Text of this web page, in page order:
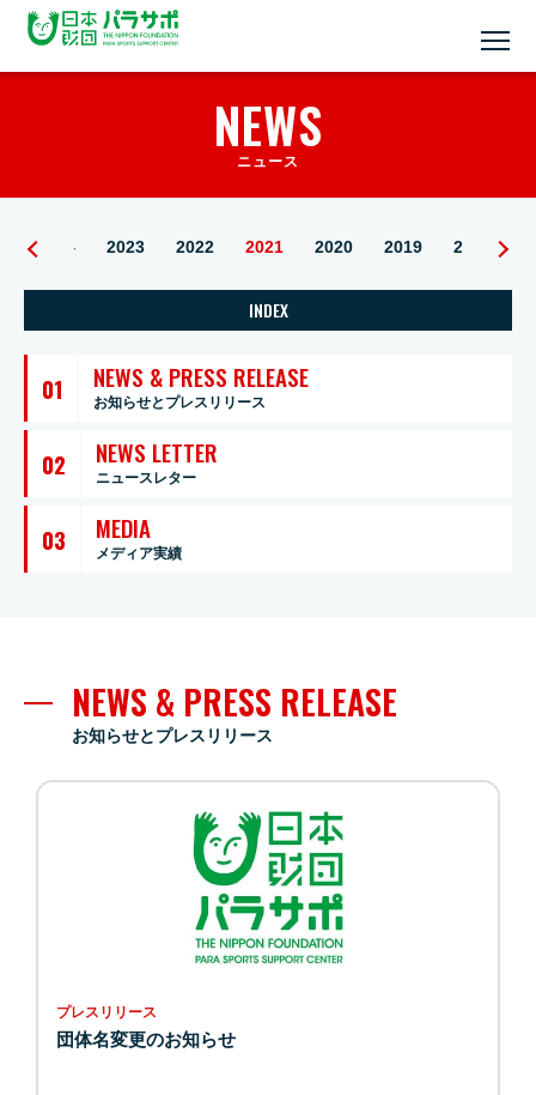
NEWS
ニュース
2024 2023 2022 2021 2020 2019 2018
INDEX
01 NEWS & PRESS RELEASE
お知らせとプレスリリース
02 NEWS LETTER
ニュースレター
03 MEDIA
メディア実績
NEWS & PRESS RELEASE
お知らせとプレスリリース
プレスリリース
団体名変更のお知らせ